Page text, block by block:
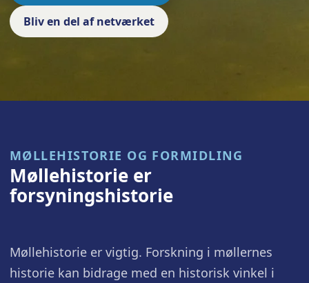
Bliv en del af netværket
MØLLEHISTORIE OG FORMIDLING
Møllehistorie er
forsyningshistorie
Møllehistorie er vigtig. Forskning i møllernes
historie kan bidrage med en historisk vinkel i